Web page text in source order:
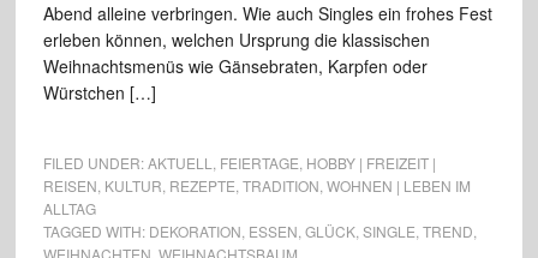
Abend alleine verbringen. Wie auch Singles ein frohes Fest
erleben können, welchen Ursprung die klassischen
Weihnachtsmenüs wie Gänsebraten, Karpfen oder
Würstchen […]
FILED UNDER:AKTUELL FEIERTAGE HOBBY | FREIZEIT |
REISEN KULTUR REZEPTE TRADITION WOHNEN | LEBEN IM
ALLTAG
TAGGED WITH: DEKORATION ESSEN GLÜCK, SINGLE TREND
WEIHNACHTEN WEIHNACHTSBAUM